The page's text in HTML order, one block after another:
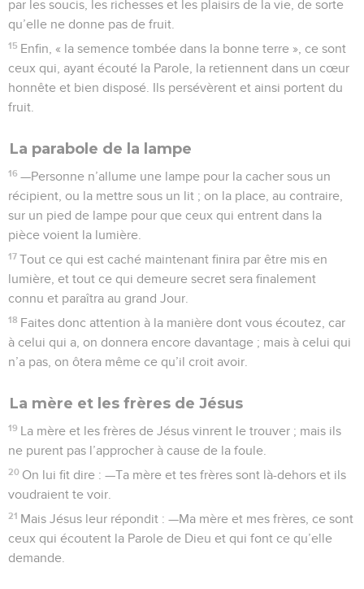
par les soucis, les richesses et les plaisirs de la vie, de sorte
qu’elle ne donne pas de fruit.
15 Enfin, « la semence tombée dans la bonne terre », ce sont
ceux qui, ayant écouté la Parole, la retiennent dans un cœur
honnête et bien disposé. Ils persévèrent et ainsi portent du
fruit.
La parabole de la lampe
16 —Personne n’allume une lampe pour la cacher sous un
récipient, ou la mettre sous un lit ; on la place, au contraire,
sur un pied de lampe pour que ceux qui entrent dans la
pièce voient la lumière.
17 Tout ce qui est caché maintenant finira par être mis en
lumière, et tout ce qui demeure secret sera finalement
connu et paraîtra au grand Jour.
18 Faites donc attention à la manière dont vous écoutez, car
à celui qui a, on donnera encore davantage ; mais à celui qui
n’a pas, on ôtera même ce qu’il croit avoir.
La mère et les frères de Jésus
19 La mère et les frères de Jésus vinrent le trouver ; mais ils
ne purent pas l’approcher à cause de la foule.
20 On lui fit dire : —Ta mère et tes frères sont là-dehors et ils
voudraient te voir.
21 Mais Jésus leur répondit : —Ma mère et mes frères, ce sont
ceux qui écoutent la Parole de Dieu et qui font ce qu’elle
demande.